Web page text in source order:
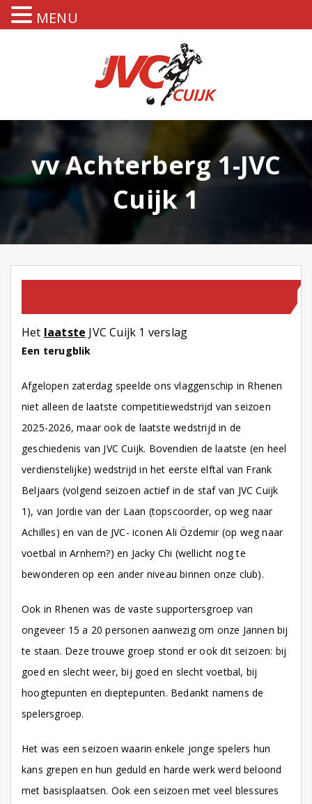
vv Achterberg 1-JVC
Cuijk 1
Het laatste JVC Cuijk 1 verslag
Een terugblik
Afgelopen zaterdag speelde ons vlaggenschip in Rhenen
niet alleen de laatste competitiewedstrijd van seizoen
2025-2026, maar ook de laatste wedstrijd in de
geschiedenis van JVC Cuijk. Bovendien de laatste (en heel
verdienstelijke) wedstrijd in het eerste elftal van Frank
Beljaars (volgend seizoen actief in de staf van JVC Cuijk
1), van Jordie van der Laan (topscoorder, op weg naar
Achilles) en van de JVC- iconen Ali Özdemir (op weg naar
voetbal in Arnhem?) en Jacky Chi (wellicht nog te
bewonderen op een ander niveau binnen onze club).
Ook in Rhenen was de vaste supportersgroep van
ongeveer 15 a 20 personen aanwezig om onze Jannen bij
te staan. Deze trouwe groep stond er ook dit seizoen: bij
goed en slecht weer, bij goed en slecht voetbal, bij
hoogtepunten en dieptepunten. Bedankt namens de
spelersgroep.
Het was een seizoen waarin enkele jonge spelers hun
kans grepen en hun geduld en harde werk werd beloond
met basisplaatsen. Ook een seizoen met veel blessures
MENU